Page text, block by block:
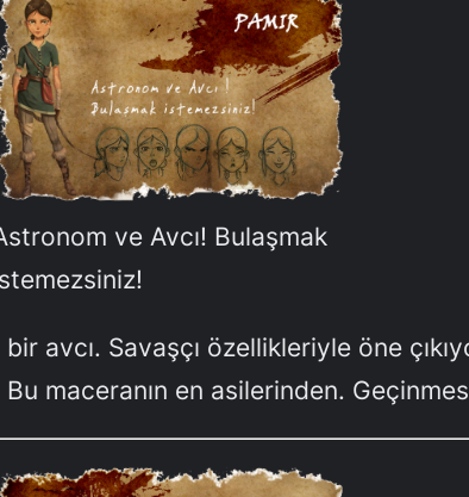
ve Avcı! Bulaşmak
avcı. Savaşçı özellikleriyle öne
maceranın en asilerinden.